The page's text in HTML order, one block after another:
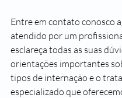
Entre em contato conosco
atendido por um
esclareça todas as suas
orientações importantes
tipos de internação e o
especializado que